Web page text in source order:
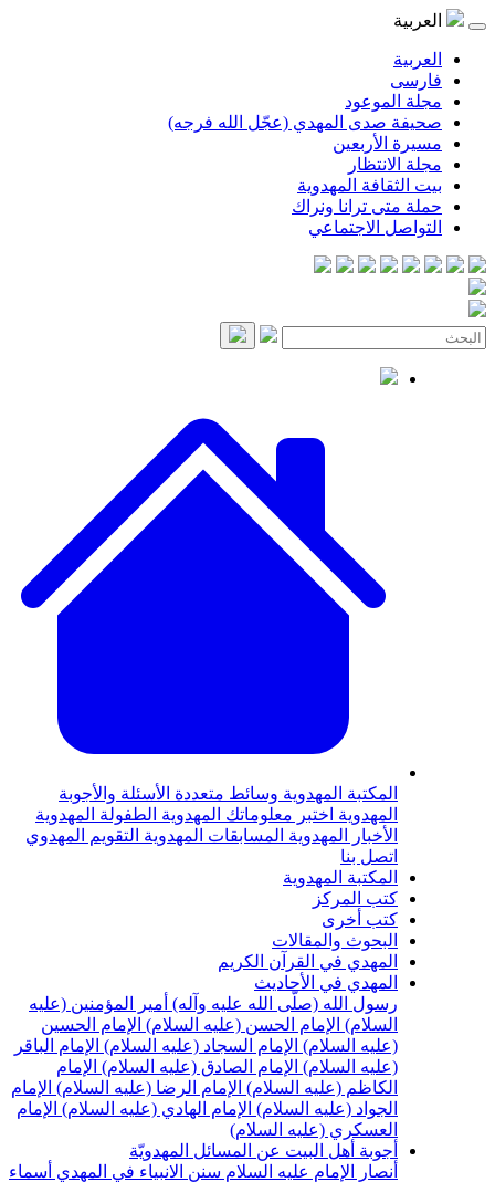
العربية
العربية
فارسی
مجلة الموعود
صحيفة صدى المهدي (عجّل الله فرجه)
مسيرة الأربعين
مجلة الانتظار
بيت الثقافة المهدوية
حملة متى ترانا ونراك
التواصل الاجتماعي
المكتبة المهدوية وسائط متعددة الأسئلة والأجوبة
المهدوية اختبر معلوماتك المهدوية الطفولة المهدوية
الأخبار المهدوية المسابقات المهدوية التقويم المهدوي
اتصل بنا
المكتبة المهدوية
كتب المركز
كتب أخرى
البحوث والمقالات
المهدي في القرآن الكريم
المهدي في الأحاديث
رسول الله (صلّى الله عليه وآله) أمير المؤمنين (عليه
السلام) الإمام الحسن (عليه السلام) الإمام الحسين
(عليه السلام) الإمام السجاد (عليه السلام) الإمام الباقر
(عليه السلام) الإمام الصادق (عليه السلام) الإمام
الكاظم (عليه السلام) الإمام الرضا (عليه السلام) الإمام
الجواد (عليه السلام) الإمام الهادي (عليه السلام) الإمام
العسكري (عليه السلام)
أجوبة أهل البيت عن المسائل المهدويّة
أنصار الإمام عليه السلام سنن الانبياء في المهدي أسماء